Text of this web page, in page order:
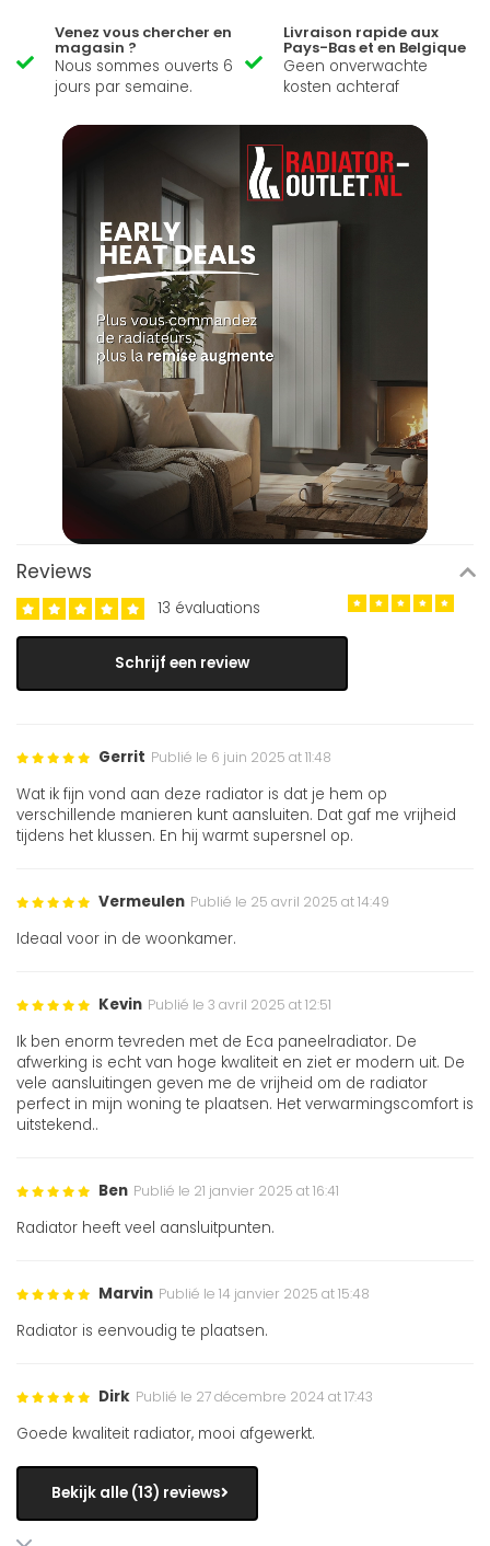
Venez vous chercher en
magasin ?
Nous sommes ouverts 6
jours par semaine.
Livraison rapide aux
Pays-Bas et en Belgique
Geen onverwachte
kosten achteraf
Reviews
13 évaluations
Schrijf een review
Gerrit Publié le 6 juin 2025 at 11:48
Wat ik fijn vond aan deze radiator is dat je hem op
verschillende manieren kunt aansluiten. Dat gaf me vrijheid
tijdens het klussen. En hij warmt supersnel op.
Vermeulen Publié le 25 avril 2025 at 14:49
Ideaal voor in de woonkamer.
Kevin Publié le 3 avril 2025 at 12:51
Ik ben enorm tevreden met de Eca paneelradiator. De
afwerking is echt van hoge kwaliteit en ziet er modern uit. De
vele aansluitingen geven me de vrijheid om de radiator
perfect in mijn woning te plaatsen. Het verwarmingscomfort is
uitstekend..
Ben Publié le 21 janvier 2025 at 16:41
Radiator heeft veel aansluitpunten.
Marvin Publié le 14 janvier 2025 at 15:48
Radiator is eenvoudig te plaatsen.
Dirk Publié le 27 décembre 2024 at 17:43
Goede kwaliteit radiator, mooi afgewerkt.
Bekijk alle (13) reviews